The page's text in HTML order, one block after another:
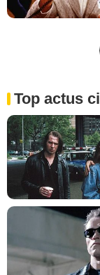
Top actus